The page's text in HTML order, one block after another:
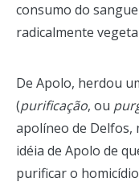
consumo do
radicalmente
De Apolo, herdou
(purificação, ou
apolíneo de Delfos,
idéia de Apolo de
purificar o